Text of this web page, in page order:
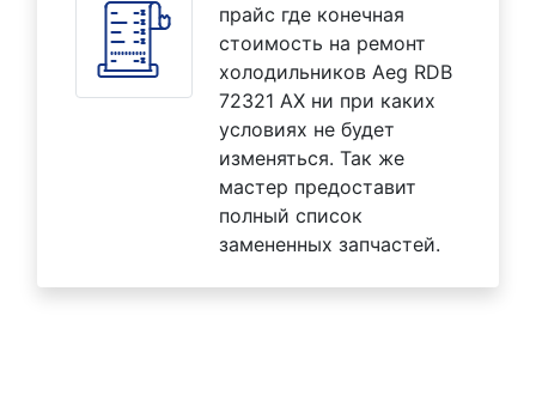
прайс где конечная
стоимость на ремонт
холодильников Aeg RDB
72321 AX ни при каких
условиях не будет
изменяться. Так же
мастер предоставит
полный список
замененных запчастей.